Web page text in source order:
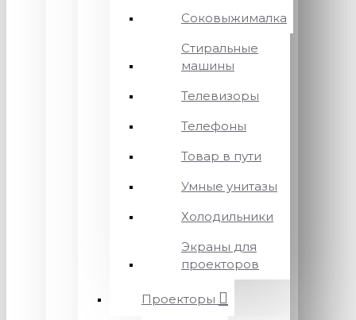
Соковыжималка
Стиральные
машины
Телевизоры
Телефоны
Товар в пути
Умные унитазы
Холодильники
Экраны для
проекторов
Проекторы